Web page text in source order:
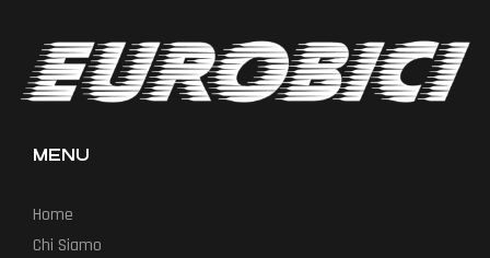
MENU
Home
Chi Siamo